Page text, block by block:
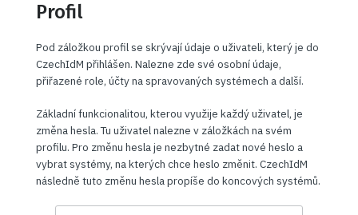
Profil
Pod záložkou profil se skrývají údaje o uživateli, který je do
CzechIdM přihlášen. Nalezne zde své osobní údaje,
přiřazené role, účty na spravovaných systémech a další.
Základní funkcionalitou, kterou využije každý uživatel, je
změna hesla. Tu uživatel nalezne v záložkách na svém
profilu. Pro změnu hesla je nezbytné zadat nové heslo a
vybrat systémy, na kterých chce heslo změnit. CzechIdM
následně tuto změnu hesla propíše do koncových systémů.